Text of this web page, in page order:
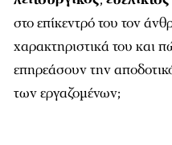
στο επίκεντρό του τον
χαρακτηριστικά του και
επηρεάσουν την
των εργαζοµένων;